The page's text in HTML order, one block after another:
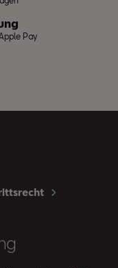
Pay